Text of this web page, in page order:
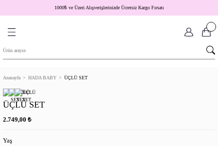
1000₺ve Üzeri Alışverişlerinizde Ücretsiz Kargo Fırsatı
Anasayfa HADA BABY ÜÇLÜ SET
ÜÇLÜ SET
2.749,00 ₺
Yaş